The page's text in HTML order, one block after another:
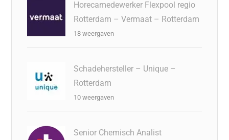
Horecamedewerker Flexpool regio
Rotterdam – Vermaat – Rotterdam
18 weergaven
Schadehersteller – Unique –
Rotterdam
10 weergaven
Senior Chemisch Analist